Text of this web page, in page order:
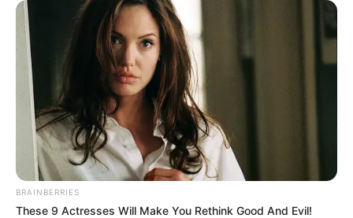
BRAINBERRIES
These 9 Actresses Will Make You Rethink Good And Evil!